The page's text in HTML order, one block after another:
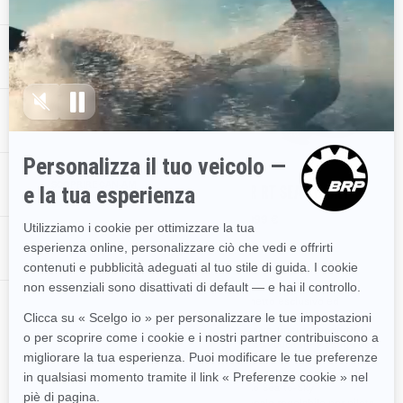
PROMOZIONI
CONCESIONARIO VICINO A ME
SCOPRIRE CAN-AM
PROPIETARI
2026
SPYDER RT LIMITED
Da35.099 €
biposto
Sella e manopole riscaldate per
pilota e passeggero
Bauletto superiore con capacità
di 22 L per una capacità di
carico totale di 177 L
2026
SPYDER RT SEA-TO-SKY
Da
elegante con colorazione
esclusiva, finiture moderne e
selle con cuciture e badge Sea-
to-Sky
Sella in schiuma adattiva con